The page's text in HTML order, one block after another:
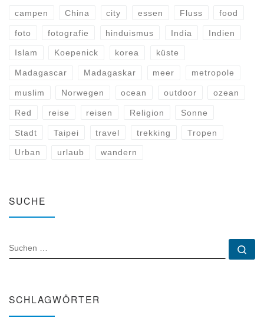
campen China city essen Fluss food
foto fotografie hinduismus India Indien
Islam Koepenick korea küste
Madagascar Madagaskar meer metropole
muslim Norwegen ocean outdoor ozean
Red reise reisen Religion Sonne
Stadt Taipei travel trekking Tropen
Urban urlaub wandern
SUCHE
SUCHE
SCHLAGWÖRTER